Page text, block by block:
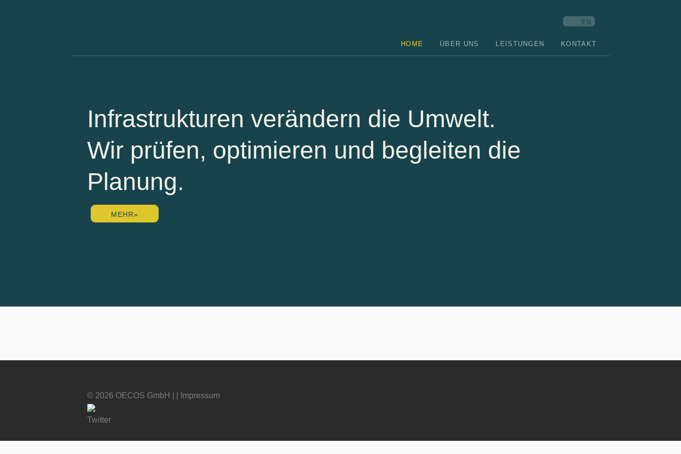
EN
HOME ÜBER UNS LEISTUNGEN KONTAKT
Infrastrukturen verändern die Umwelt.
Wir prüfen, optimieren und begleiten die
Planung.
MEHR»
© 2026 OECOS GmbH | | Impressum